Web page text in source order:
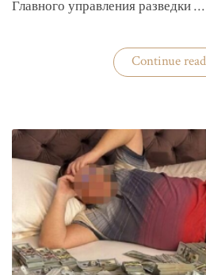
Главного управления разведки …
Continue